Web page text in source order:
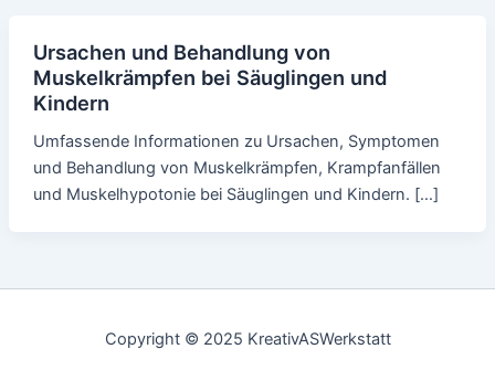
Ursachen und Behandlung von
Muskelkrämpfen bei Säuglingen und
Kindern
Umfassende Informationen zu Ursachen, Symptomen
und Behandlung von Muskelkrämpfen, Krampfanfällen
und Muskelhypotonie bei Säuglingen und Kindern. […]
Copyright © 2025 KreativASWerkstatt